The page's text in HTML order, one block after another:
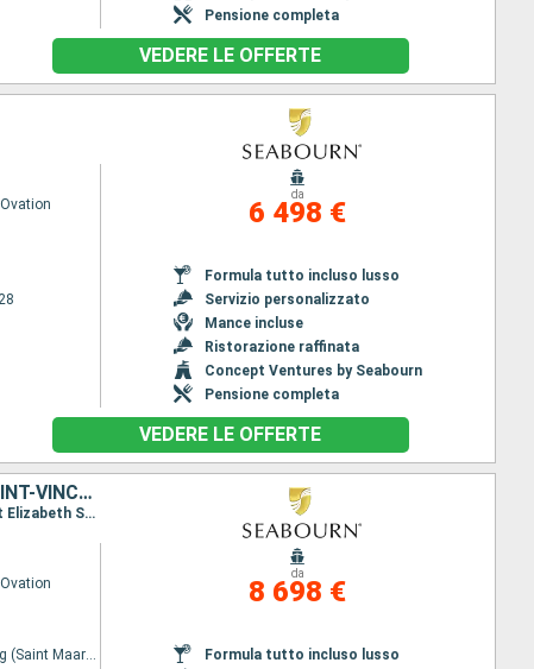
Pensione completa
VEDERE LE OFFERTE
da
6 498 €
Formula tutto incluso lusso
Servizio personalizzato
Mance incluse
Ristorazione raffinata
Concept Ventures by Seabourn
Pensione completa
VEDERE LE OFFERTE
SAINT MARTIN, FRENCHMAN'S CAY, STATI UNITI, ANTIGUA E BARBUDA, SAINT-VINCENT E LE GRENADINE, GRENADA, BARBADOS, SANTA LUCIA, PORTOGALLO
Itinerario : Philipsburg (Saint Maarten), Frenchmans Cay (VI), carambola Beach, Saint Johns, Port Elizabeth St Vincent, Grenada, Bridgetown, Santa Lucia, Madera, Lisbona
Philipsburg (Saint Maarten)
da
8 698 €
Formula tutto incluso lusso